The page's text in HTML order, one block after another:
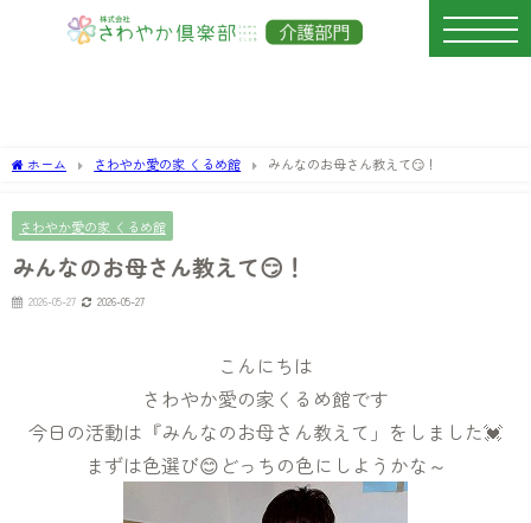
ホーム さわやか愛の家 くるめ館 みんなのお母さん教えて😏！
さわやか愛の家 くるめ館
みんなのお母さん教えて😏！
2026-05-27 2026-05-27
こんにちは
さわやか愛の家くるめ館です
今日の活動は『みんなのお母さん教えて」をしました💓
まずは色選び😊どっちの色にしようかな～